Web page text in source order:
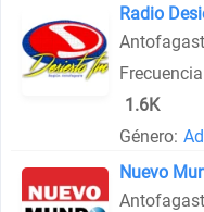
Radio
1.6K
Género:
Nuevo